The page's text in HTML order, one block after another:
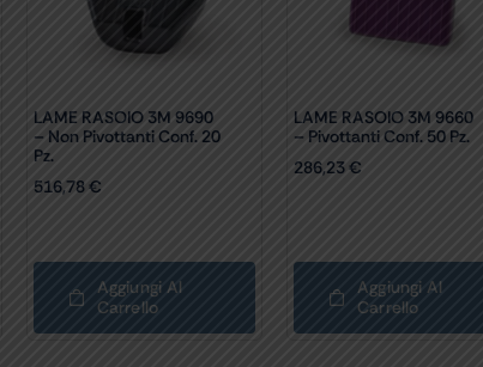
LAME RASOIO 3M 9690
– Non Pivottanti Conf. 20
Pz.
516,78€
Aggiungi Al
Carrello
LAME RASOIO 3M 9660
– Pivottanti Conf. 50 Pz.
286,23€
Aggiungi Al
Carrello